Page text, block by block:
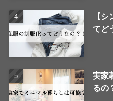
【
てど
実家
るの